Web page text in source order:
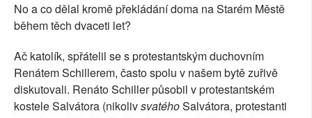
No a co dělal kromě překládání doma na Starém Městě
během těch dvaceti let?
Ač katolík, spřátelil se s protestantským duchovním
Renátem Schillerem, často spolu v našem bytě zuřivě
diskutovali. Renáto Schiller působil v protestantském
kostele Salvátora (nikolivsvatéhoSalvátora, protestanti